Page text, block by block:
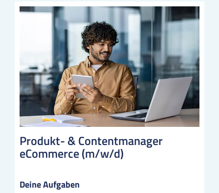
Produkt- & Contentmanager
eCommerce (m/w/d)
Deine Aufgaben